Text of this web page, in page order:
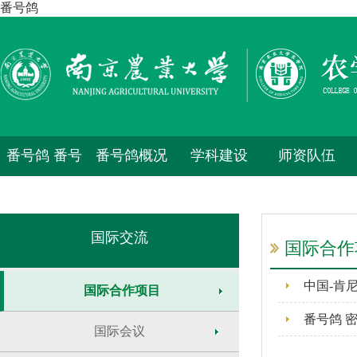
番号鸽
番号鸽 番号 番号鸽概况 学科建设 师资队伍
国际交流
国际合作项目
国际会议
国际合
中国-肯
番号鸽